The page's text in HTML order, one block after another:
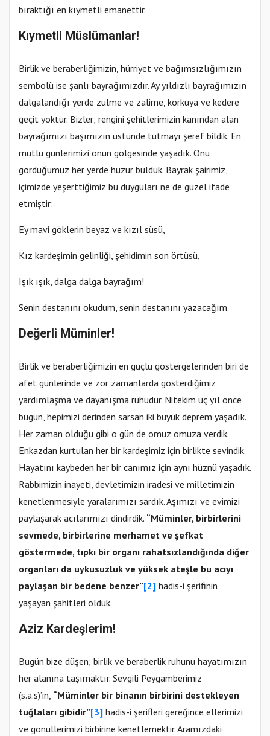
bıraktığı en kıymetli emanettir.
Kıymetli Müslümanlar!
Birlik ve beraberliğimizin, hürriyet ve bağımsızlığımızın
sembolü ise şanlı bayrağımızdır. Ay yıldızlı bayrağımızın
dalgalandığı yerde zulme ve zalime, korkuya ve kedere
geçit yoktur. Bizler; rengini şehitlerimizin kanından alan
bayrağımızı başımızın üstünde tutmayı şeref bildik. En
mutlu günlerimizi onun gölgesinde yaşadık. Onu
gördüğümüz her yerde huzur bulduk. Bayrak şairimiz,
içimizde yeşerttiğimiz bu duyguları ne de güzel ifade
etmiştir:
Ey mavi göklerin beyaz ve kızıl süsü,
Kız kardeşimin gelinliği, şehidimin son örtüsü,
Işık ışık, dalga dalga bayrağım!
Senin destanını okudum, senin destanını yazacağım.
Değerli Müminler!
Birlik ve beraberliğimizin en güçlü göstergelerinden biri de
afet günlerinde ve zor zamanlarda gösterdiğimiz
yardımlaşma ve dayanışma ruhudur. Nitekim üç yıl önce
bugün, hepimizi derinden sarsan iki büyük deprem yaşadık.
Her zaman olduğu gibi o gün de omuz omuza verdik.
Enkazdan kurtulan her bir kardeşimiz için birlikte sevindik.
Hayatını kaybeden her bir canımız için aynı hüznü yaşadık.
Rabbimizin inayeti, devletimizin iradesi ve milletimizin
kenetlenmesiyle yaralarımızı sardık. Aşımızı ve evimizi
paylaşarak acılarımızı dindirdik. “Müminler, birbirlerini
sevmede, birbirlerine merhamet ve şefkat
göstermede, tıpkı bir organı rahatsızlandığında diğer
organları da uykusuzluk ve yüksek ateşle bu acıyı
paylaşan bir bedene benzer”[2] hadis-i şerifinin
yaşayan şahitleri olduk.
Aziz Kardeşlerim!
Bugün bize düşen; birlik ve beraberlik ruhunu hayatımızın
her alanına taşımaktır. Sevgili Peygamberimiz
(s.a.s)’in, “Müminler bir binanın birbirini destekleyen
tuğlaları gibidir”[3] hadis-i şerifleri gereğince ellerimizi
ve gönüllerimizi birbirine kenetlemektir. Aramızdaki